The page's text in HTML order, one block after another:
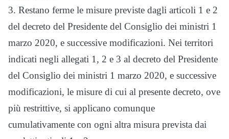
3. Restano ferme le misure previste dagli articoli 1 e 2
del decreto del Presidente del Consiglio dei ministri 1
marzo 2020, e successive modificazioni. Nei territori
indicati negli allegati 1, 2 e 3 al decreto del Presidente
del Consiglio dei ministri 1 marzo 2020, e successive
modificazioni, le misure di cui al presente decreto, ove
più restrittive, si applicano comunque
cumulativamente con ogni altra misura prevista dai